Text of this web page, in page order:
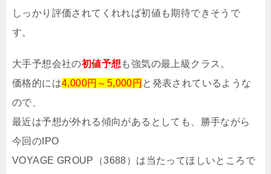
しっかり評価されてくれれば初値も期待できそうで
す。
大手予想会社の初値予想も強気の最上級クラス。
価格的には4,000円～5,000円 と発表されているような
ので、
最近は予想が外れる傾向があるとしても、勝手ながら
今回のIPO
VOYAGE GROUP（3688）は当たってほしいところで